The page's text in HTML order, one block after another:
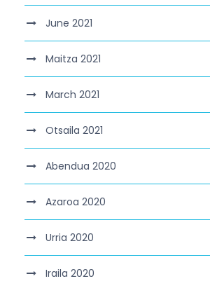
June 2021
Maitza 2021
March 2021
Otsaila 2021
Abendua 2020
Azaroa 2020
Urria 2020
Iraila 2020